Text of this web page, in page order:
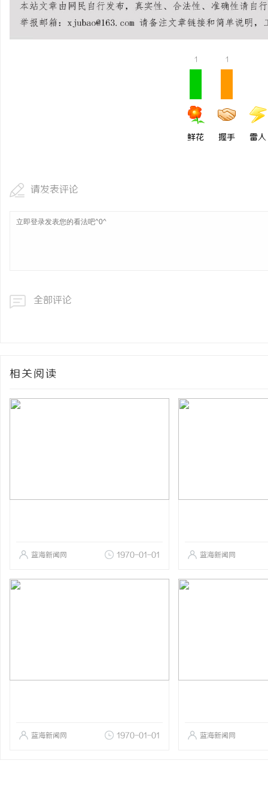
1
鲜花
1
握手 雷人
请发表评论
全部评论
相关阅读
蓝海新闻网 1970-01-01 蓝海新闻网
蓝海新闻网 1970-01-01 蓝海新闻网